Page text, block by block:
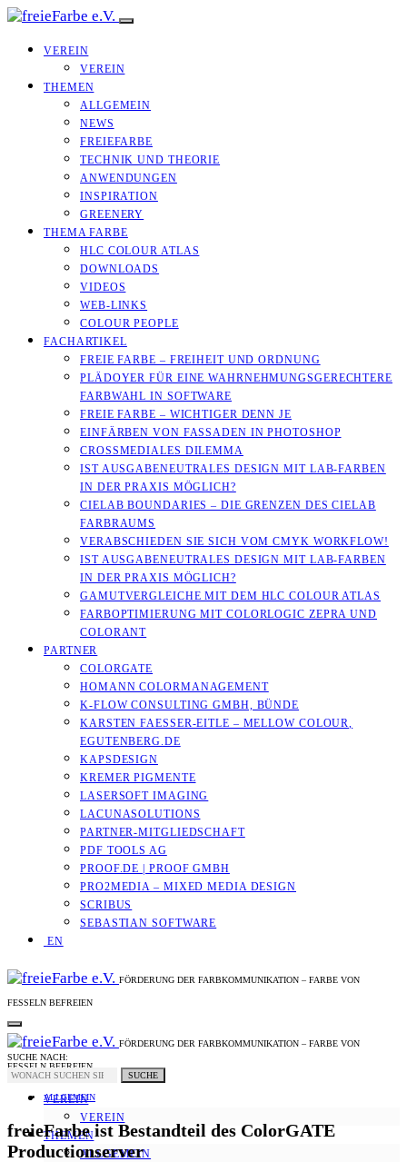
VEREIN
VEREIN
THEMEN
ALLGEMEIN
NEWS
FREIEFARBE
TECHNIK UND THEORIE
ANWENDUNGEN
INSPIRATION
GREENERY
THEMA FARBE
HLC COLOUR ATLAS
DOWNLOADS
VIDEOS
WEB-LINKS
COLOUR PEOPLE
FACHARTIKEL
FREIE FARBE – FREIHEIT UND ORDNUNG
PLÄDOYER FÜR EINE WAHRNEHMUNGS­­GERECHTERE
FARBWAHL IN SOFTWARE
FREIE FARBE – WICHTIGER DENN JE
EINFÄRBEN VON FASSADEN IN PHOTOSHOP
CROSSMEDIALES DILEMMA
IST AUSGABENEUTRALES DESIGN MIT LAB-FARBEN
IN DER PRAXIS MÖGLICH?
CIELAB BOUNDARIES – DIE GRENZEN DES CIELAB
FARBRAUMS
VERABSCHIEDEN SIE SICH VOM CMYK WORKFLOW!
IST AUSGABENEUTRALES DESIGN MIT LAB-FARBEN
IN DER PRAXIS MÖGLICH?
GAMUTVERGLEICHE MIT DEM HLC COLOUR ATLAS
FARBOPTIMIERUNG MIT COLORLOGIC ZEPRA UND
COLORANT
PARTNER
COLORGATE
HOMANN COLORMANAGEMENT
K-FLOW CONSULTING GMBH, BÜNDE
KARSTEN FAESSER-EITLE – MELLOW COLOUR, E
GUTENBERG.DE
KAPSDESIGN
KREMER PIGMENTE
LASERSOFT IMAGING
LACUNASOLUTIONS
PARTNER-MITGLIEDSCHAFT
PDF TOOLS AG
PROOF.DE | PROOF GMBH
PRO2MEDIA – MIXED MEDIA DESIGN
SCRIBUS
SEBASTIAN SOFTWARE
EN
FÖRDERUNG DER FARBKOMMUNIKATION – FARBE VON
FESSELN BEFREIEN
FÖRDERUNG DER FARBKOMMUNIKATION – FARBE VON
FESSELN BEFREIEN
VEREIN
VEREIN
THEMEN
ALLGEMEIN
SUCHE NACH:
SUCHE
ALLGEMEIN
freieFarbe ist Bestandteil des ColorGATE
Productionserver